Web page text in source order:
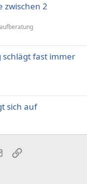
zwischen 2
schlägt fast immer
sich auf
E-MailLink